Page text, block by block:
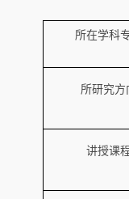
所在学科
所研究方
讲授课